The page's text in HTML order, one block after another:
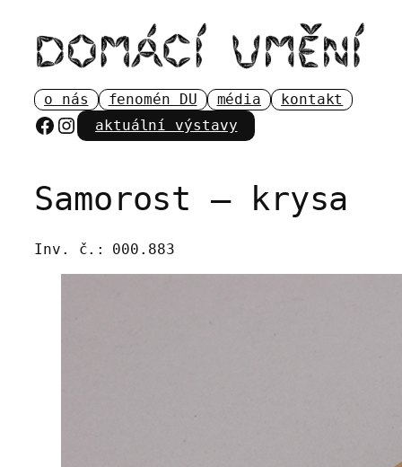
obsah
o nás fenomén DU média kontakt
Facebook
Instagram
aktuální výstavy
Samorost – krysa
Inv. č.: 000.883